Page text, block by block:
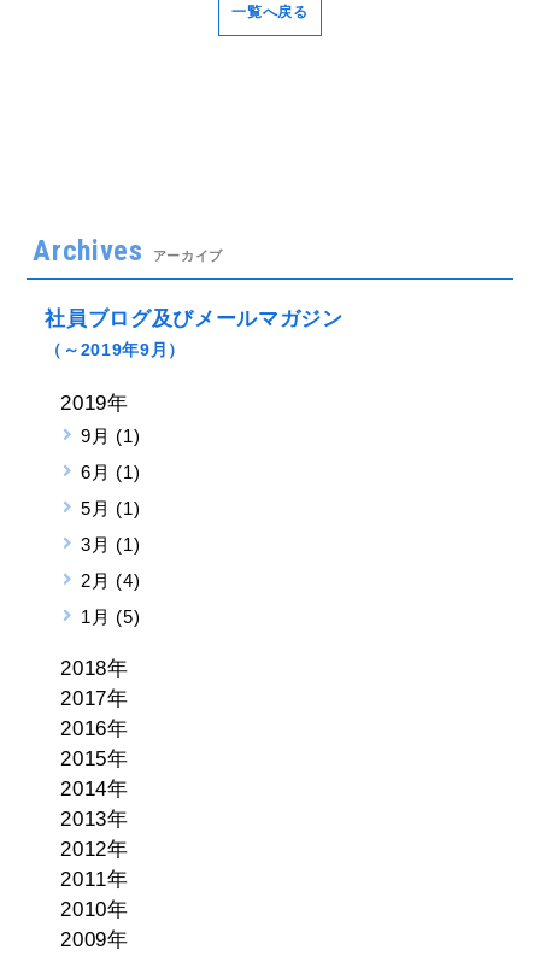
一覧へ戻る
Archives アーカイブ
社員ブログ及びメールマガジン
（～2019年9月）
2019年
9月 (1)
6月 (1)
5月 (1)
3月 (1)
2月 (4)
1月 (5)
2018年
2017年
2016年
2015年
2014年
2013年
2012年
2011年
2010年
2009年